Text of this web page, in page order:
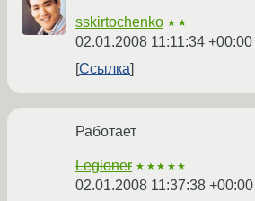
sskirtochenko ★★
02.01.2008 11:11:34 +00:00
Ссылка
Работает
Legioner ★★★★★
02.01.2008 11:37:38 +00:00